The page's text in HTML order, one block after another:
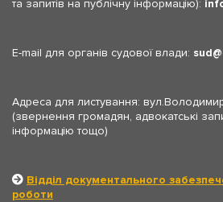
та запитів на публічну інформацію):
E-mail для органів судової влади: sud
Адреса для листування:
(звернення громадян, адвокатські
інформацію тощо)
Відділ документального
роботи